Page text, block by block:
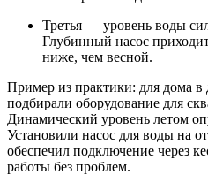
Третья — уровень воды
Глубинный насос
ниже, чем весной.
Пример из практики: для дома в
подбирали оборудование для
Динамический уровень летом
Установили насос для воды на
обеспечил подключение через
работы без проблем.